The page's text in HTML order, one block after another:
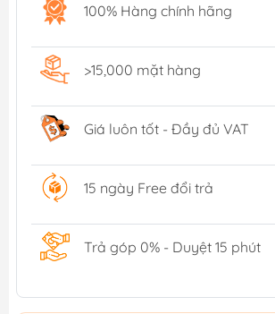
100% Hàng chính hãng
>15,000 mặt hàng
Giá luôn tốt - Đầy đủ VAT
15 ngày Free đổi trả
Trả góp 0% - Duyệt 15 phút